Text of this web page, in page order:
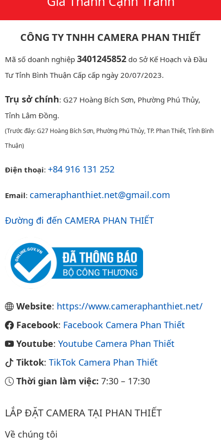
CÔNG TY TNHH CAMERA PHAN THIẾT
Mã số doanh nghiệp 3401245852 do Sở Kế Hoạch và Đầu
Tư Tỉnh Bình Thuận Cấp cấp ngày 20/07/2023.
Trụ sở chính: G27 Hoàng Bích Sơn, Phường Phú Thủy,
Tỉnh Lâm Đồng.
(Trước đây: G27 Hoàng Bích Sơn, Phường Phú Thủy, TP. Phan Thiết, Tỉnh Bình
Thuận)
Điện thoại: +84 916 131 252
Email: cameraphanthiet.net@gmail.com
Đường đi đến CAMERA PHAN THIẾT
Website: https://www.cameraphanthiet.net/
Facebook: Facebook Camera Phan Thiết
Youtube: Youtube Camera Phan Thiết
Tiktok: TikTok Camera Phan Thiết
Thời gian làm việc: 7:30 – 17:30
LẮP ĐẶT CAMERA TẠI PHAN THIẾT
Về chúng tôi